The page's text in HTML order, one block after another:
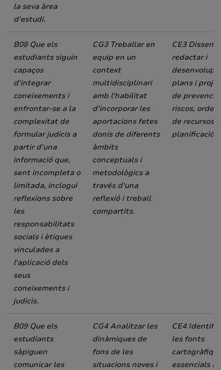
la seva àrea
d'estudi.
B08 Que els
estudiants siguin
capaços
d'integrar
coneixements i
enfrontar-se a la
complexitat de
formular judicis a
partir d'una
informació que,
sent incompleta o
limitada, inclogui
reflexions sobre
les
responsabilitats
socials i ètiques
vinculades a
l'aplicació dels
seus
coneixements i
judicis.
CG3 Treballar en
equip en un
context
multidisciplinari
amb l'habilitat
d'incorporar les
aportacions fetes
donis de diferents
àmbits
conceptuals i
metodològics a
través d'una
reflexió i treball
compartits.
CE3
redactar i
plans i
de prevenció
riscos,
de recursos i
planificació
B09 Que els
estudiants
sàpiguen
comunicar les
CG4 Analitzar les
dinàmiques de
fons de les
situacions noves i
CE4
les fonts
essencials i